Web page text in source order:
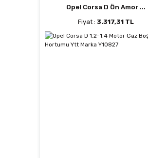
Opel Corsa D Ön Amor ...
Fiyat : 3.317,31 TL